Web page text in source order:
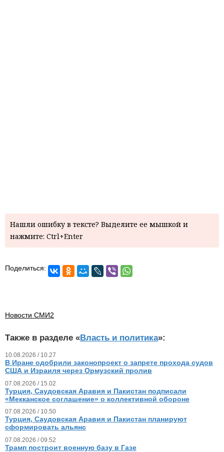
Нашли ошибку в тексте? Выделите ее мышкой и
нажмите: Ctrl+Enter
Поделиться:
Новости СМИ2
Также в разделе «Власть и политика»:
10.08.2026 / 10.27
В Иране одобрили законопроект о запрете прохода судов
США и Израиля через Ормузский пролив
07.08.2026 / 15.02
Турция, Саудовская Аравия и Пакистан подписали
«Мекканское соглашение» о коллективной обороне
07.08.2026 / 10.50
Турция, Саудовская Аравия и Пакистан планируют
сформировать альянс
07.08.2026 / 09.52
Трамп построит военную базу в Газе